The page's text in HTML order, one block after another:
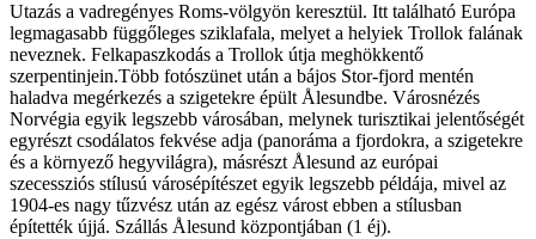
Utazás a vadregényes Roms-völgyön keresztül. Itt található Európa
legmagasabb függőleges sziklafala, melyet a helyiek Trollok falának
neveznek. Felkapaszkodás a Trollok útja meghökkentő
szerpentinjein.Több fotószünet után a bájos Stor-fjord mentén
haladva megérkezés a szigetekre épült Ålesundbe. Városnézés
Norvégia egyik legszebb városában, melynek turisztikai jelentőségét
egyrészt csodálatos fekvése adja (panoráma a fjordokra, a szigetekre
és a környező hegyvilágra), másrészt Ålesund az európai
szecessziós stílusú városépítészet egyik legszebb példája, mivel az
1904-es nagy tűzvész után az egész várost ebben a stílusban
építették újjá. Szállás Ålesund központjában (1 éj).